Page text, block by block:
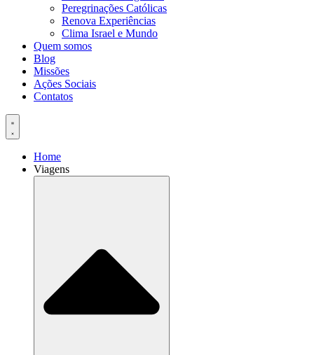
Peregrinações Católicas
Renova Experiências
Clima Israel e Mundo
Quem somos
Blog
Missões
Ações Sociais
Contatos
Home
Viagens